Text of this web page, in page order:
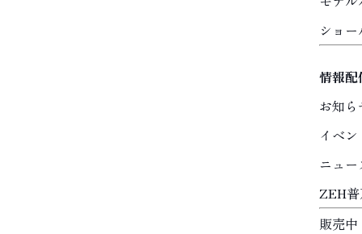
ショ
情報配
お知ら
イベン
ニュ
ZEH
販売